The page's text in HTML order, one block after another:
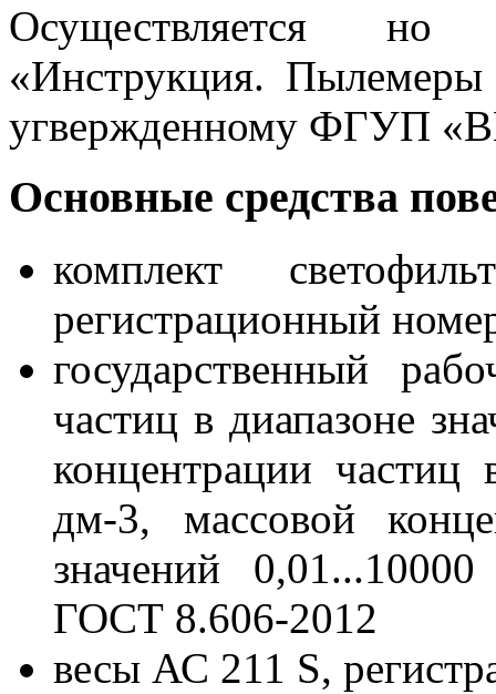
Осуществляется но
«Инструкция.
угвержденному ФГУП
Основные средства
комплект
регистрационный
государственный
частиц в диапазоне
концентрации частиц
дм-3, массовой
значений
ГОСТ 8.606-2012
весы АС 211 S,